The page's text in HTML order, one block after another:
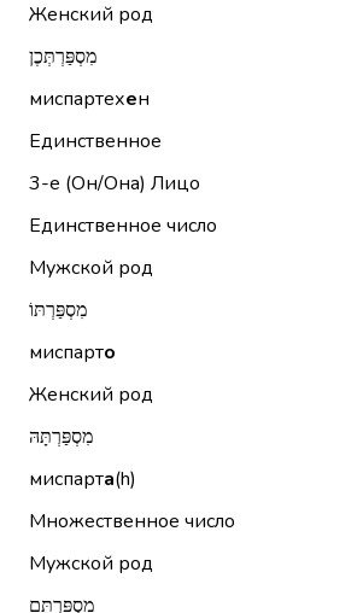
Женский род
מִסְפַּרְתְּכֶן
миспартехен
Единственное
3-е (Он/Она) Лицо
Единственное число
Мужской род
מִסְפַּרְתּוֹ
миспарто
Женский род
מִסְפַּרְתָּהּ
миспарта(h)
Множественное число
Мужской род
מִסְפַּרְתָּם